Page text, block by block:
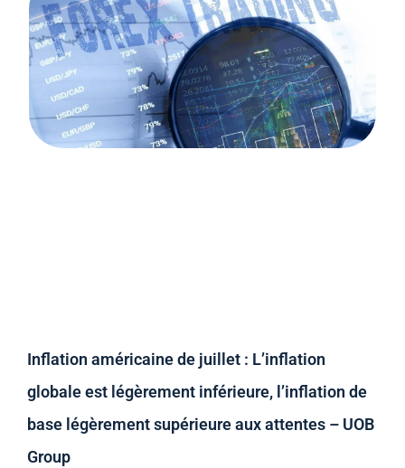
Inflation américaine de juillet : L’inflation
globale est légèrement inférieure, l’inflation de
base légèrement supérieure aux attentes – UOB
Group